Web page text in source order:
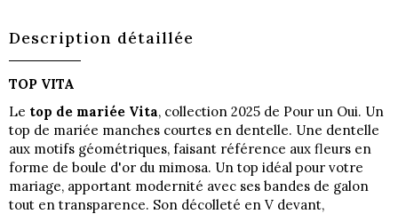
Description détaillée
TOP VITA
Le top de mariée Vita, collection 2025 de Pour un Oui. Un
top de mariée manches courtes en dentelle. Une dentelle
aux motifs géométriques, faisant référence aux fleurs en
forme de boule d'or du mimosa. Un top idéal pour votre
mariage, apportant modernité avec ses bandes de galon
tout en transparence. Son décolleté en V devant,